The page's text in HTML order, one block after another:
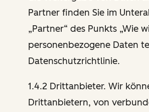
Partner finden Sie im
„Partner“ des Punkts „Wie
personenbezogene Daten
Datenschutzrichtlinie.
1.4.2 Drittanbieter. Wir
Drittanbietern, von